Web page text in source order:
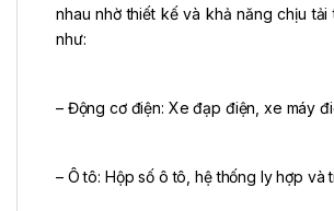
nhau nhờ thiết kế và khả năng chịu tải
như:
– Động cơ điện: Xe đạp điện, xe máy
– Ô tô: Hộp số ô tô, hệ thống ly hợp và